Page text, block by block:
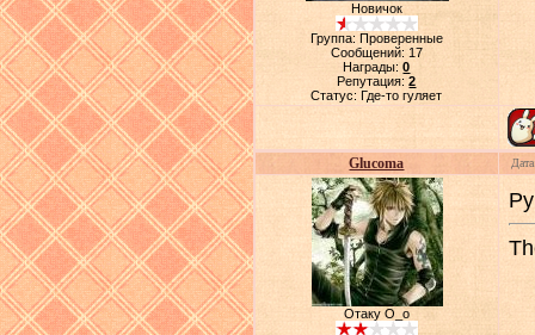
Новичок
Группа: Проверенные
Сообщений: 17
Награды:0
Репутация:2
Статус:Где-то гуляет
Glucoma
Отаку О_о